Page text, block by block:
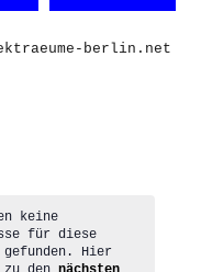
berlin.net
keine
für diese
Hier